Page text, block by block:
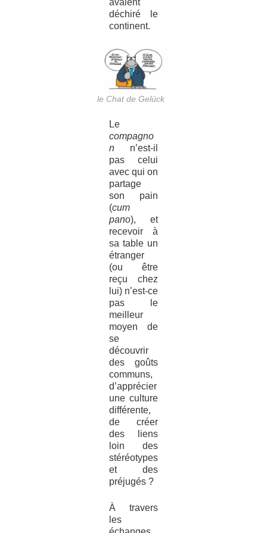
avaient
déchiré le
continent.
le Chat de Gelück
Le
compagno
nn’est-il
pas celui
avec qui on
partage
son pain
(cum
pano), et
recevoir à
sa table un
étranger
(ou être
reçu chez
lui) n’est-ce
pas le
meilleur
moyen de
se
découvrir
des goûts
communs,
d’apprécier
une culture
différente,
de créer
des liens
loin des
stéréotypes
et des
préjugés ?
À travers
les